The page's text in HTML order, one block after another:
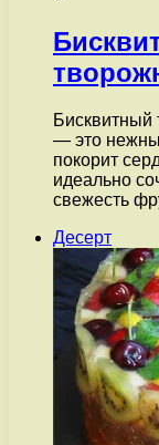
Бисквитный
— это
покорит
идеально
свежесть
Десерт